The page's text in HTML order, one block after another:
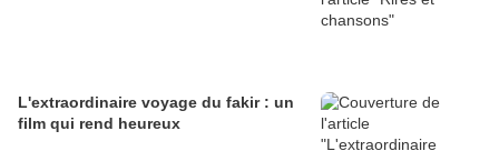
L'extraordinaire voyage du fakir : un
film qui rend heureux